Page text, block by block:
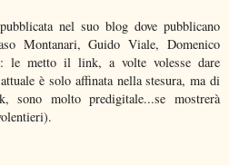
nel suo blog dove pubblicano
Montanari, Guido Viale, Domenico
metto il link, a volte volesse dare
è solo affinata nella stesura, ma di
molto predigitale...se mostrerà